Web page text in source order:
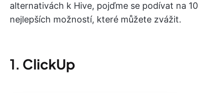
alternativách k Hive, pojďme se podívat na 10
nejlepších možností, které můžete zvážit.
1. ClickUp